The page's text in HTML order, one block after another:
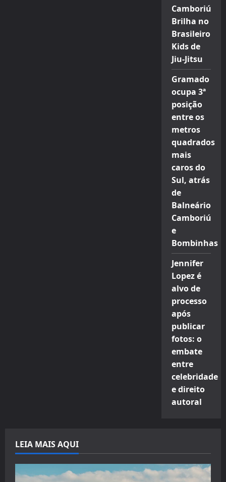
Camboriú
Brilha no
Brasileiro
Kids de
Jiu-Jitsu
Gramado
ocupa 3ª
posição
entre os
metros
quadrados
mais
caros do
Sul, atrás
de
Balneário
Camboriú
e
Bombinhas
Jennifer
Lopez é
alvo de
processo
após
publicar
fotos: o
embate
entre
celebridade
e direito
autoral
LEIA MAIS AQUI